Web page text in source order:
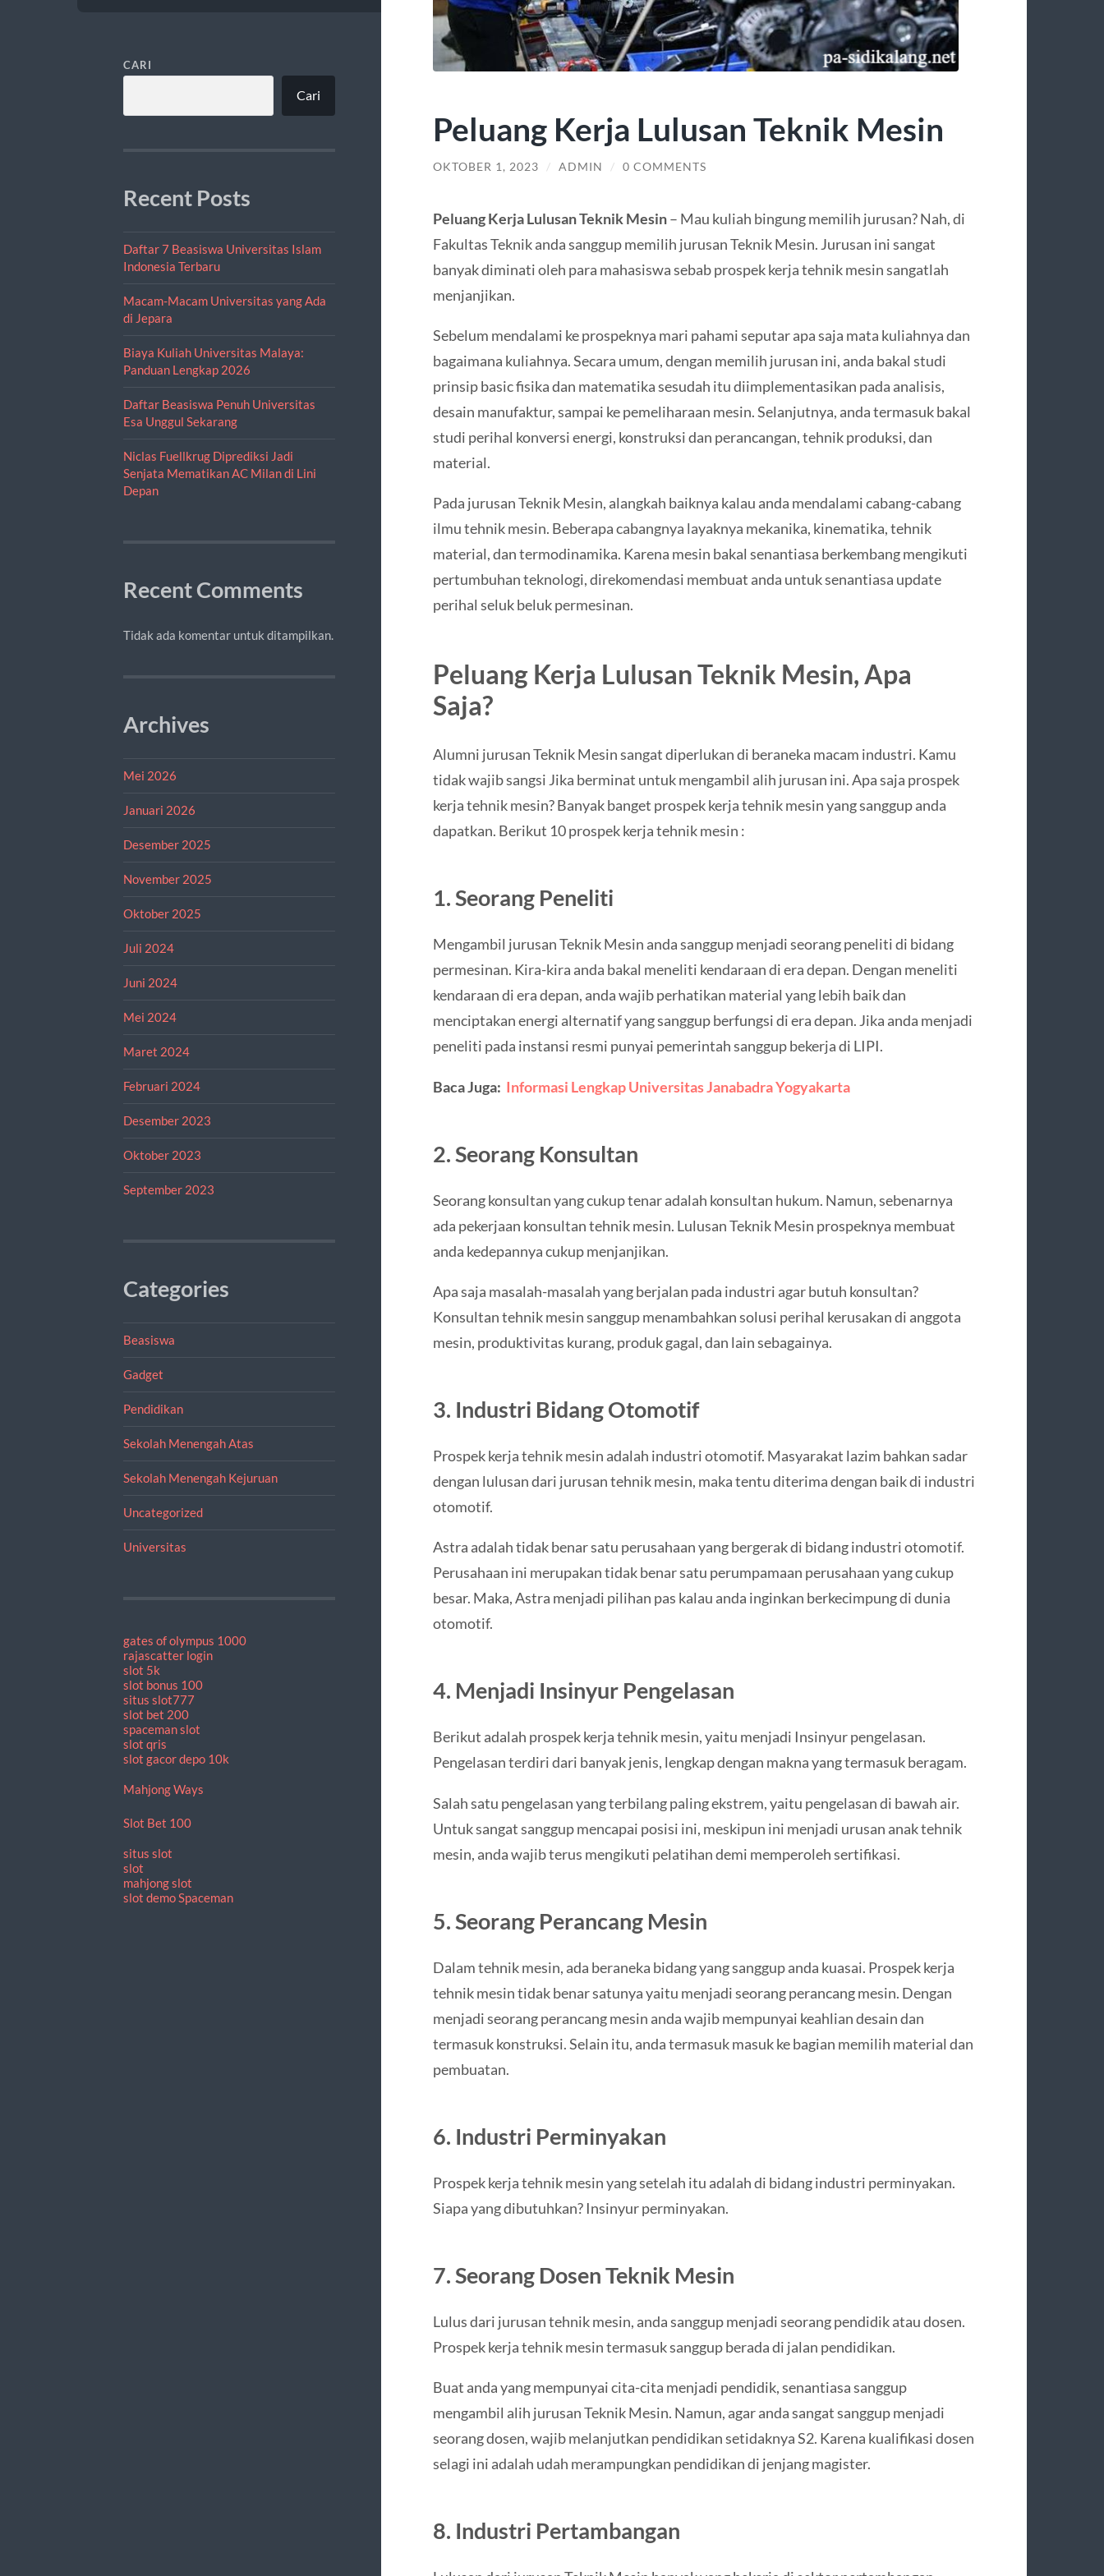
CARI
Cari
Recent Posts
Daftar 7 Beasiswa Universitas Islam
Indonesia Terbaru
Macam-Macam Universitas yang Ada
di Jepara
Biaya Kuliah Universitas Malaya:
Panduan Lengkap 2026
Daftar Beasiswa Penuh Universitas
Esa Unggul Sekarang
Niclas Fuellkrug Diprediksi Jadi
Senjata Mematikan AC Milan di Lini
Depan
Recent Comments
Tidak ada komentar untuk ditampilkan.
Archives
Mei 2026
Januari 2026
Desember 2025
November 2025
Oktober 2025
Juli 2024
Juni 2024
Mei 2024
Maret 2024
Februari 2024
Desember 2023
Oktober 2023
September 2023
Categories
Beasiswa
Gadget
Pendidikan
Sekolah Menengah Atas
Sekolah Menengah Kejuruan
Uncategorized
Universitas
gates of olympus 1000
rajascatter login
slot 5k
slot bonus 100
situs slot777
slot bet 200
spaceman slot
slot qris
slot gacor depo 10k
Mahjong Ways
Slot Bet 100
situs slot
slot
mahjong slot
slot demo Spaceman
Peluang Kerja Lulusan Teknik Mesin
OKTOBER 1, 2023 / ADMIN / 0 COMMENTS
Peluang Kerja Lulusan Teknik Mesin– Mau kuliah bingung memilih jurusan? Nah, di
Fakultas Teknik anda sanggup memilih jurusan Teknik Mesin. Jurusan ini sangat
banyak diminati oleh para mahasiswa sebab prospek kerja tehnik mesin sangatlah
menjanjikan.
Sebelum mendalami ke prospeknya mari pahami seputar apa saja mata kuliahnya dan
bagaimana kuliahnya. Secara umum, dengan memilih jurusan ini, anda bakal studi
prinsip basic fisika dan matematika sesudah itu diimplementasikan pada analisis,
desain manufaktur, sampai ke pemeliharaan mesin. Selanjutnya, anda termasuk bakal
studi perihal konversi energi, konstruksi dan perancangan, tehnik produksi, dan
material.
Pada jurusan Teknik Mesin, alangkah baiknya kalau anda mendalami cabang-cabang
ilmu tehnik mesin. Beberapa cabangnya layaknya mekanika, kinematika, tehnik
material, dan termodinamika. Karena mesin bakal senantiasa berkembang mengikuti
pertumbuhan teknologi, direkomendasi membuat anda untuk senantiasa update
perihal seluk beluk permesinan.
Peluang Kerja Lulusan Teknik Mesin, Apa
Saja?
Alumni jurusan Teknik Mesin sangat diperlukan di beraneka macam industri. Kamu
tidak wajib sangsi Jika berminat untuk mengambil alih jurusan ini. Apa saja prospek
kerja tehnik mesin? Banyak banget prospek kerja tehnik mesin yang sanggup anda
dapatkan. Berikut 10 prospek kerja tehnik mesin :
1. Seorang Peneliti
Mengambil jurusan Teknik Mesin anda sanggup menjadi seorang peneliti di bidang
permesinan. Kira-kira anda bakal meneliti kendaraan di era depan. Dengan meneliti
kendaraan di era depan, anda wajib perhatikan material yang lebih baik dan
menciptakan energi alternatif yang sanggup berfungsi di era depan. Jika anda menjadi
peneliti pada instansi resmi punyai pemerintah sanggup bekerja di LIPI.
Baca Juga: Informasi Lengkap Universitas Janabadra Yogyakarta
2. Seorang Konsultan
Seorang konsultan yang cukup tenar adalah konsultan hukum. Namun, sebenarnya
ada pekerjaan konsultan tehnik mesin. Lulusan Teknik Mesin prospeknya membuat
anda kedepannya cukup menjanjikan.
Apa saja masalah-masalah yang berjalan pada industri agar butuh konsultan?
Konsultan tehnik mesin sanggup menambahkan solusi perihal kerusakan di anggota
mesin, produktivitas kurang, produk gagal, dan lain sebagainya.
3. Industri Bidang Otomotif
Prospek kerja tehnik mesin adalah industri otomotif. Masyarakat lazim bahkan sadar
dengan lulusan dari jurusan tehnik mesin, maka tentu diterima dengan baik di industri
otomotif.
Astra adalah tidak benar satu perusahaan yang bergerak di bidang industri otomotif.
Perusahaan ini merupakan tidak benar satu perumpamaan perusahaan yang cukup
besar. Maka, Astra menjadi pilihan pas kalau anda inginkan berkecimpung di dunia
otomotif.
4. Menjadi Insinyur Pengelasan
Berikut adalah prospek kerja tehnik mesin, yaitu menjadi Insinyur pengelasan.
Pengelasan terdiri dari banyak jenis, lengkap dengan makna yang termasuk beragam.
Salah satu pengelasan yang terbilang paling ekstrem, yaitu pengelasan di bawah air.
Untuk sangat sanggup mencapai posisi ini, meskipun ini menjadi urusan anak tehnik
mesin, anda wajib terus mengikuti pelatihan demi memperoleh sertifikasi.
5. Seorang Perancang Mesin
Dalam tehnik mesin, ada beraneka bidang yang sanggup anda kuasai. Prospek kerja
tehnik mesin tidak benar satunya yaitu menjadi seorang perancang mesin. Dengan
menjadi seorang perancang mesin anda wajib mempunyai keahlian desain dan
termasuk konstruksi. Selain itu, anda termasuk masuk ke bagian memilih material dan
pembuatan.
6. Industri Perminyakan
Prospek kerja tehnik mesin yang setelah itu adalah di bidang industri perminyakan.
Siapa yang dibutuhkan? Insinyur perminyakan.
7. Seorang Dosen Teknik Mesin
Lulus dari jurusan tehnik mesin, anda sanggup menjadi seorang pendidik atau dosen.
Prospek kerja tehnik mesin termasuk sanggup berada di jalan pendidikan.
Buat anda yang mempunyai cita-cita menjadi pendidik, senantiasa sanggup
mengambil alih jurusan Teknik Mesin. Namun, agar anda sangat sanggup menjadi
seorang dosen, wajib melanjutkan pendidikan setidaknya S2. Karena kualifikasi dosen
selagi ini adalah udah merampungkan pendidikan di jenjang magister.
8. Industri Pertambangan